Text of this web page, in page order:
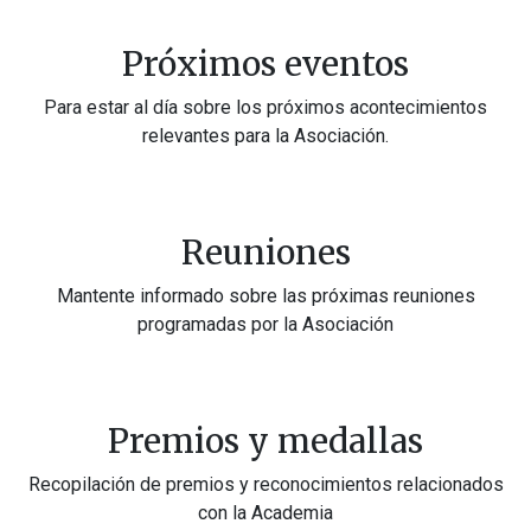
Próximos eventos
Para estar al día sobre los próximos acontecimientos
relevantes para la Asociación.
Reuniones
Mantente informado sobre las próximas reuniones
programadas por la Asociación
Premios y medallas
Recopilación de premios y reconocimientos relacionados
con la Academia